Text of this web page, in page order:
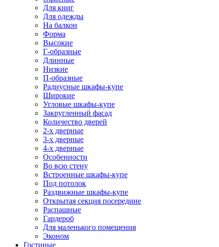
Для книг
Для одежды
На балкон
Форма
Высокие
Г-образные
Длинные
Низкие
П-образные
Радиусные шкафы-купе
Широкие
Угловые шкафы-купе
Закругленный фасад
Количество дверей
2-х дверные
3-х дверные
4-х дверные
Особенности
Во всю стену
Встроенные шкафы-купе
Под потолок
Раздвижные шкафы-купе
Открытая секция посередине
Распашные
Гардероб
Для маленького помещения
Эконом
Гостиные